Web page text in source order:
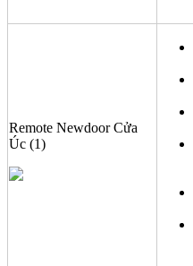
Remote Newdoor Cửa
Úc (1)